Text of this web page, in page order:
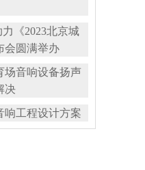
《2023北京城
会圆满举办
场音响设备扬声
决
响工程设计方案